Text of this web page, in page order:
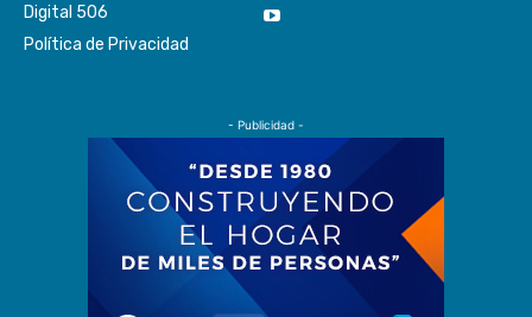
Digital 506
Política de Privacidad
- Publicidad -